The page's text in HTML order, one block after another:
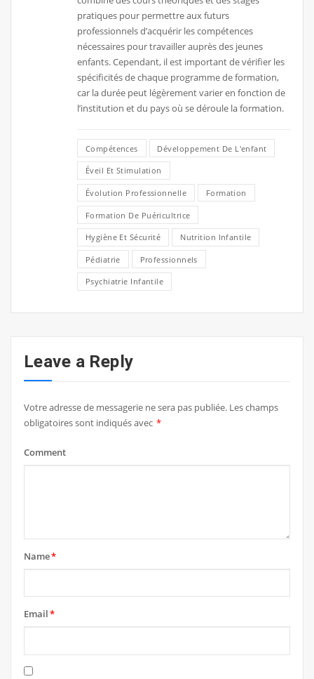
pratiques pour permettre aux futurs
professionnels d’acquérir les compétences
nécessaires pour travailler auprès des jeunes
enfants. Cependant, il est important de vérifier les
spécificités de chaque programme de formation,
car la durée peut légèrement varier en fonction de
l’institution et du pays où se déroule la formation.
Compétences Développement De L'enfant
Éveil Et Stimulation
Évolution Professionnelle Formation
Formation De Puéricultrice
Hygiène Et Sécurité Nutrition Infantile
Pédiatrie Professionnels
Psychiatrie Infantile
Leave a Reply
Votre adresse de messagerie ne sera pas publiée. Les champs
obligatoires sont indiqués avec *
Comment
Name*
Email*